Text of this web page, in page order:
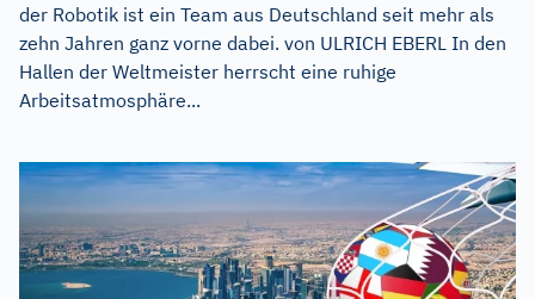
der Robotik ist ein Team aus Deutschland seit mehr als
zehn Jahren ganz vorne dabei. von ULRICH EBERL In den
Hallen der Weltmeister herrscht eine ruhige
Arbeitsatmosphäre...